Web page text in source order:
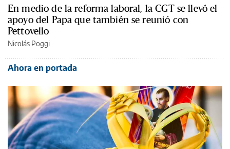
En medio de la reforma laboral, la CGT se llevó el
apoyo del Papa que también se reunió con
Pettovello
Nicolás Poggi
Ahora en portada